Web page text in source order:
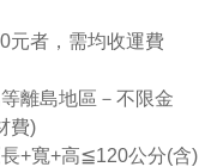
者，需均收運費
島地區－不限金
費)
長+寬+高≦120公分(含)